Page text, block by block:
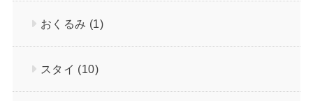
おくるみ (1)
スタイ (10)